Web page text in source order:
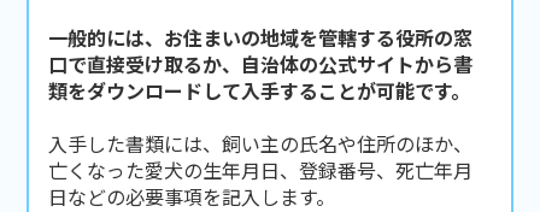
一般的には、お住まいの地域を管轄する役所の窓
口で直接受け取るか、自治体の公式サイトから書
類をダウンロードして入手することが可能です。
入手した書類には、飼い主の氏名や住所のほか、
亡くなった愛犬の生年月日、登録番号、死亡年月
日などの必要事項を記入します。